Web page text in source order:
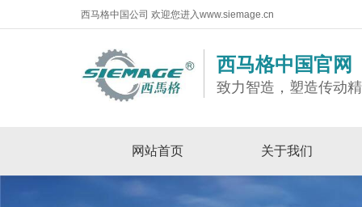
西马格中国公司 欢迎您进入www.siemage.cn
西马格中国官网
致力智造，塑造传动
网站首页 关于我们